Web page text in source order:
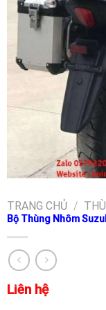
TRANG CHỦ /
Bộ Thùng Nhôm
Liên hệ